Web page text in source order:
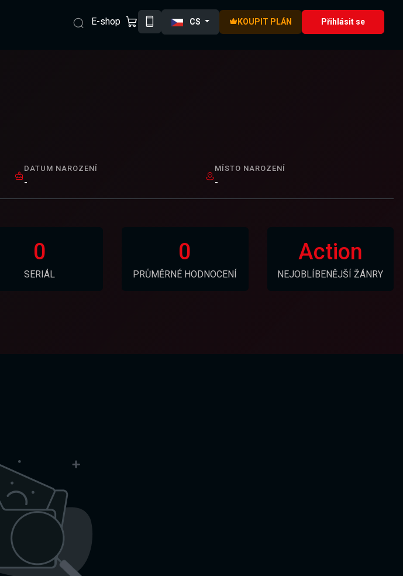
E-shop CS KOUPIT PLÁN Přihlásit se
DATUM NAROZENÍ
-
MÍSTO NAROZENÍ
-
0
SERIÁL
0
PRŮMĚRNÉ HODNOCENÍ
Action
NEJOBLÍBENĚJŠÍ ŽÁNRY